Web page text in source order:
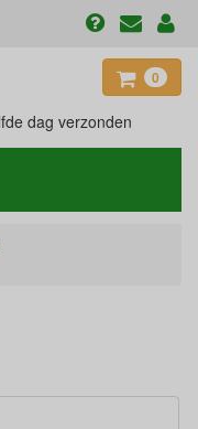
0
dag verzonden